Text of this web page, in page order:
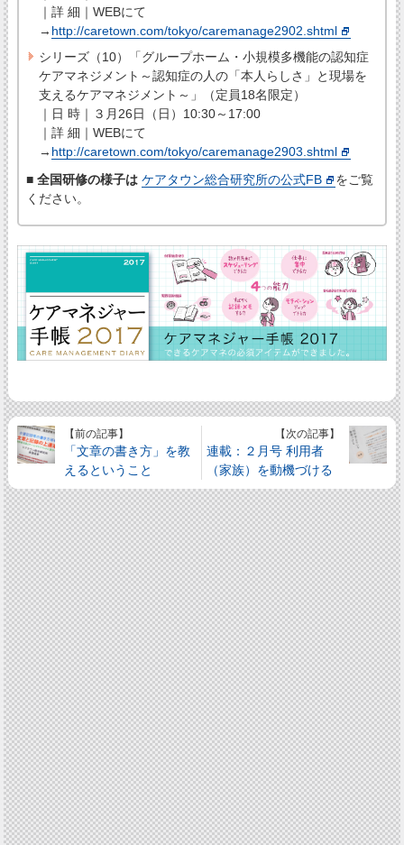
｜詳 細｜WEBにて
→ http://caretown.com/tokyo/caremanage2902.shtml
シリーズ（10）「グループホーム・小規模多機能の認知症
ケアマネジメント～認知症の人の「本人らしさ」と現場を
支えるケアマネジメント～」（定員18名限定）
｜日 時｜３月26日（日）10:30～17:00
｜詳 細｜WEBにて
→ http://caretown.com/tokyo/caremanage2903.shtml
■ 全国研修の様子は ケアタウン総合研究所の公式FB
をご覧
ください。
【前の記事】
「文章の書き方」を教
えるということ
【次の記事】
連載：２月号 利用者
（家族）を動機づける